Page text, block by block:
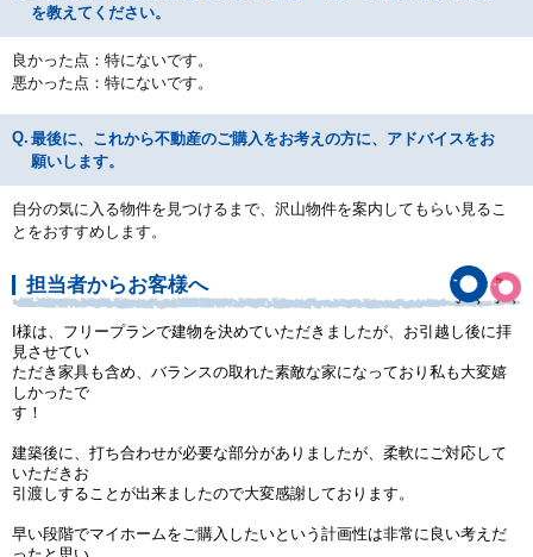
を教えてください。
良かった点：特にないです。
悪かった点：特にないです。
最後に、これから不動産のご購入をお考えの方に、アドバイスをお
願いします。
自分の気に入る物件を見つけるまで、沢山物件を案内してもらい見るこ
とをおすすめします。
担当者からお客様へ
I様は、フリープランで建物を決めていただきましたが、お引越し後に拝
見させてい
ただき家具も含め、バランスの取れた素敵な家になっており私も大変嬉
しかったで
す！
建築後に、打ち合わせが必要な部分がありましたが、柔軟にご対応して
いただきお
引渡しすることが出来ましたので大変感謝しております。
早い段階でマイホームをご購入したいという計画性は非常に良い考えだ